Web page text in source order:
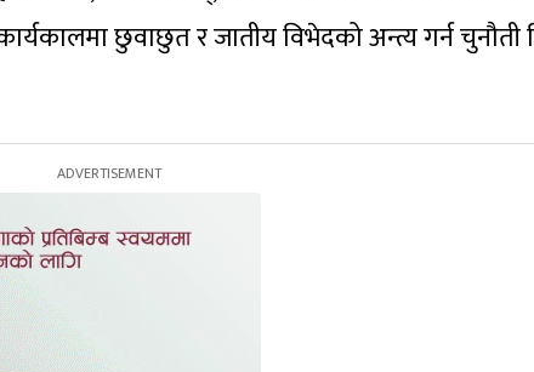
छुवाछुत र जातीय विभेदको अन्त्य गर्न चुनौती